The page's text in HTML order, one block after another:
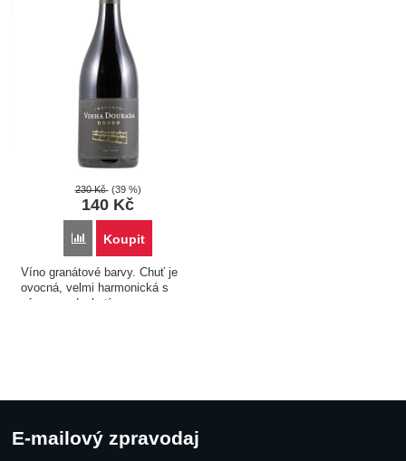
Červené
Výprodej
230Kč (39 %)
140 Kč
Přidat 'Ferreira Malaquias - Vinha Dourada reserva 2019
Koupit
Víno granátové barvy. Chuť je
ovocná, velmi harmonická s
výraznou dochutí...
E-mailový zpravodaj